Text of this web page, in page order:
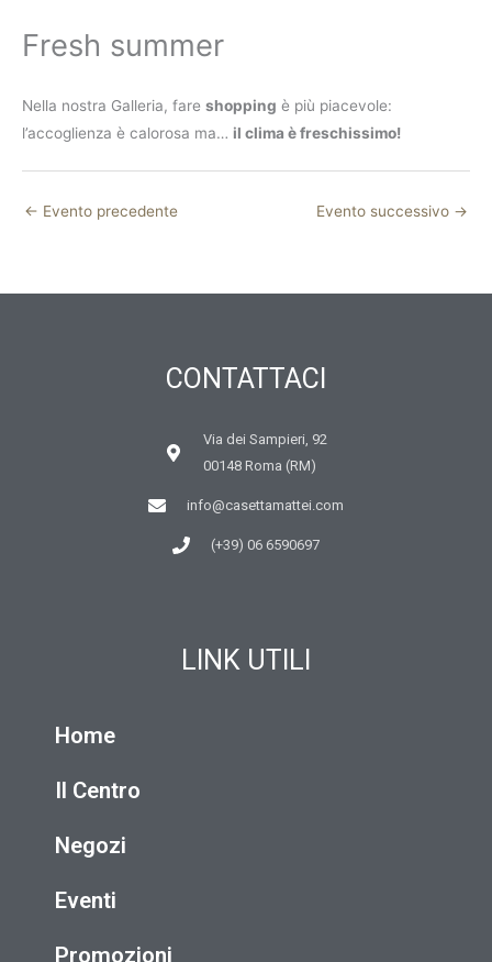
Fresh summer
Nella nostra Galleria, fare shopping è più piacevole:
l’accoglienza è calorosa ma… il clima è freschissimo!
← Evento precedente Evento successivo →
CONTATTACI
Via dei Sampieri, 92
00148 Roma (RM)
info@casettamattei.com
(+39) 06 6590697
LINK UTILI
Home
Il Centro
Negozi
Eventi
Promozioni